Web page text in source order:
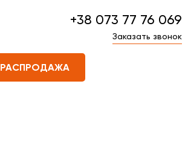
+38 073 77 76 069
Заказать звонок
РАСПРОДАЖА